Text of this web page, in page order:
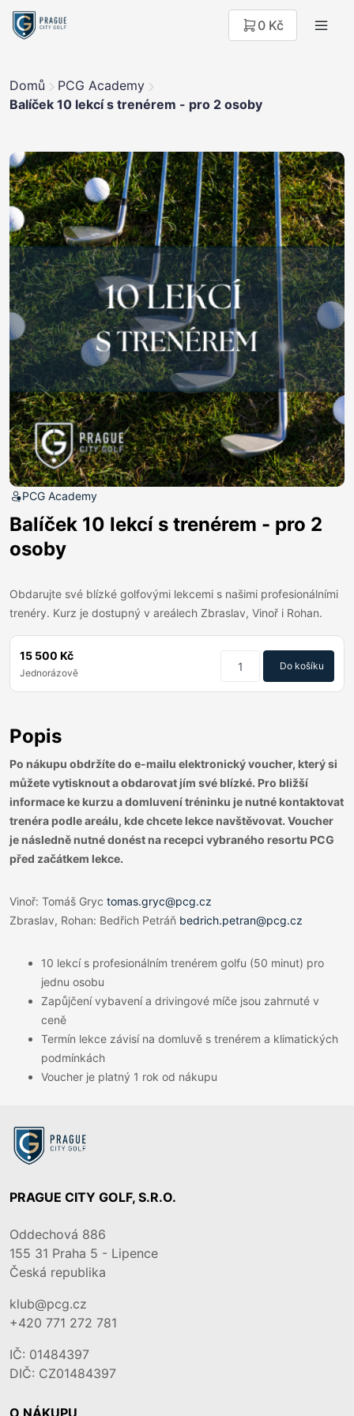
0 Kč
Domů
PCG Academy
Balíček 10 lekcí s trenérem - pro 2 osoby
PCG Academy
Balíček 10 lekcí s trenérem - pro 2
osoby
Obdarujte své blízké golfovými lekcemi s našimi profesionálními
trenéry. Kurz je dostupný v areálech Zbraslav, Vinoř i Rohan.
15 500 Kč
Jednorázově
Do košíku
Popis
Po nákupu obdržíte do e-mailu elektronický voucher, který si
můžete vytisknout a obdarovat jím své blízké. Pro bližší
informace ke kurzu a domluvení tréninku je nutné kontaktovat
trenéra podle areálu, kde chcete lekce navštěvovat. Voucher
je následně nutné donést na recepci vybraného resortu PCG
před začátkem lekce.
Vinoř: Tomáš Gryc tomas.gryc@pcg.cz
Zbraslav, Rohan: Bedřich Petráň bedrich.petran@pcg.cz
10 lekcí s profesionálním trenérem golfu (50 minut) pro
jednu osobu
Zapůjčení vybavení a drivingové míče jsou zahrnuté v
ceně
Termín lekce závisí na domluvě s trenérem a klimatických
podmínkách
Voucher je platný 1 rok od nákupu
PRAGUE CITY GOLF, S.R.O.
Oddechová 886
155 31 Praha 5 - Lipence
Česká republika
klub@pcg.cz
+420 771 272 781
IČ: 01484397
DIČ: CZ01484397
O NÁKUPU